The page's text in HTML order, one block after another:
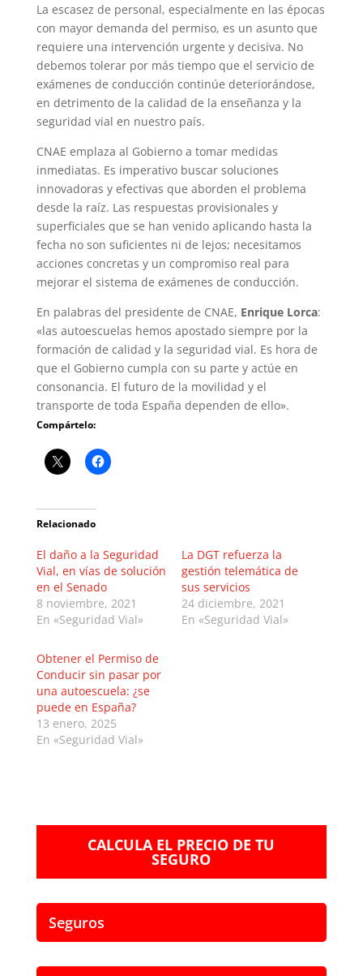
La escasez de personal, especialmente en las épocas
con mayor demanda del permiso, es un asunto que
requiere una intervención urgente y decisiva. No
debemos tolerar por más tiempo que el servicio de
exámenes de conducción continúe deteriorándose,
en detrimento de la calidad de la enseñanza y la
seguridad vial en nuestro país.
CNAE emplaza al Gobierno a tomar medidas
inmediatas. Es imperativo buscar soluciones
innovadoras y efectivas que aborden el problema
desde la raíz. Las respuestas provisionales y
superficiales que se han venido aplicando hasta la
fecha no son suficientes ni de lejos; necesitamos
acciones concretas y un compromiso real para
mejorar el sistema de exámenes de conducción.
En palabras del presidente de CNAE, Enrique Lorca:
«las autoescuelas hemos apostado siempre por la
formación de calidad y la seguridad vial. Es hora de
que el Gobierno cumpla con su parte y actúe en
consonancia. El futuro de la movilidad y el
transporte de toda España dependen de ello».
Compártelo:
Relacionado
El daño a la Seguridad
Vial, en vías de solución
en el Senado
8 noviembre, 2021
En «Seguridad Vial»
La DGT refuerza la
gestión telemática de
sus servicios
24 diciembre, 2021
En «Seguridad Vial»
Obtener el Permiso de
Conducir sin pasar por
una autoescuela: ¿se
puede en España?
13 enero, 2025
En «Seguridad Vial»
CALCULA EL PRECIO DE TU
SEGURO
Seguros